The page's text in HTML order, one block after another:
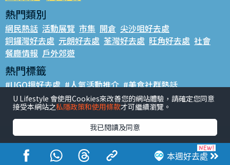
本週好去處
熱門類別
網民熱話 活動展覽 市集 開倉 尖沙咀好去處
銅鑼灣好去處 元朗好去處 荃灣好去處 旺角好去處 社會
餐廳情報 戶外郊遊
熱門標籤
#UGO搵好去處 #人氣活動推介 #美食社群熱話
#親子玩樂好去處 #ULifestyle應用程式 #限時搶
#UJetso禮物放送 #ULifestyle商戶中心 #著數
香港經濟日報版權所有©2026
U Lifestyle 會使用Cookies來改善您的網站體驗，請確定您同意
接受本網站之私隱政策和使用條款才可繼續瀏覽。
我已閱讀及同意